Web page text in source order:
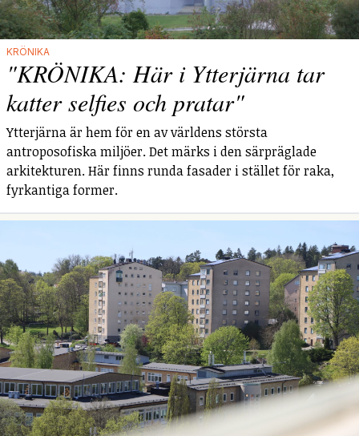
KRÖNIKA
"KRÖNIKA: Här i Ytterjärna tar
katter selfies och pratar"
Ytterjärna är hem för en av världens största
antroposofiska miljöer. Det märks i den särpräglade
arkitekturen. Här finns runda fasader i stället för raka,
fyrkantiga former.